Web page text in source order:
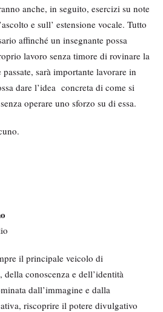
anche, in seguito, esercizi su note
e sull’ estensione vocale. Tutto
affinché un insegnante possa
lavoro senza timore di rovinare la
sarà importante lavorare in
dare l’idea concreta di come si
operare uno sforzo su di essa.
il principale veicolo di
conoscenza e dell’identità
dall’immagine e dalla
riscoprire il potere divulgativo